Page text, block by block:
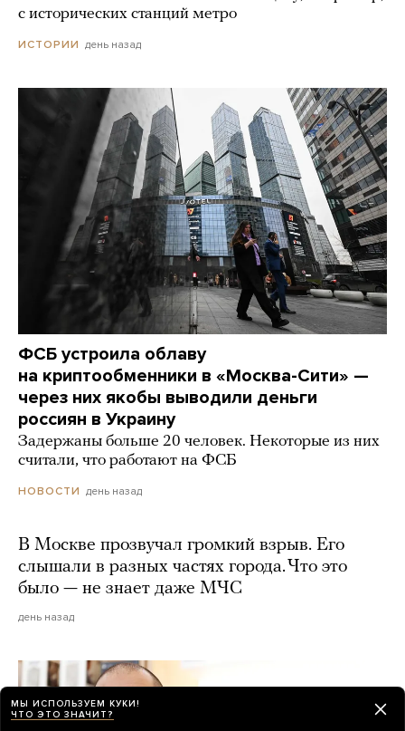
с исторических станций метро
ИСТОРИИ день назад
ФСБ устроила облаву
на криптообменники в «Москва-Сити» —
через них якобы выводили деньги
россиян в Украину
Задержаны больше 20 человек. Некоторые из них
считали, что работают на ФСБ
НОВОСТИ день назад
В Москве прозвучал громкий взрыв. Его
слышали в разных частях города. Что это
было — не знает даже МЧС
день назад
МЫ ИСПОЛЬЗУЕМ КУКИ!
ЧТО ЭТО ЗНАЧИТ?